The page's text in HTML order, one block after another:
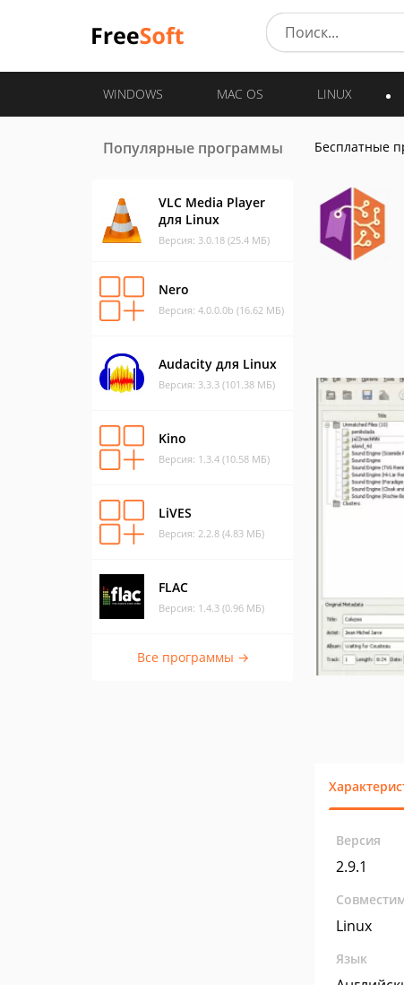
WINDOWS MAC OS LINUX
Популярные программы
VLC Media Player
для Linux
Версия: 3.0.18 (25.4 МБ)
Nero
Версия: 4.0.0.0b (16.62 МБ)
Audacity для Linux
Версия: 3.3.3 (101.38 МБ)
Kino
Версия: 1.3.4 (10.58 МБ)
LiVES
Версия: 2.2.8 (4.83 МБ)
FLAC
Версия: 1.4.3 (0.96 МБ)
Все программы →
Бесплатные
Версия
2.9.1
Linux
Язык